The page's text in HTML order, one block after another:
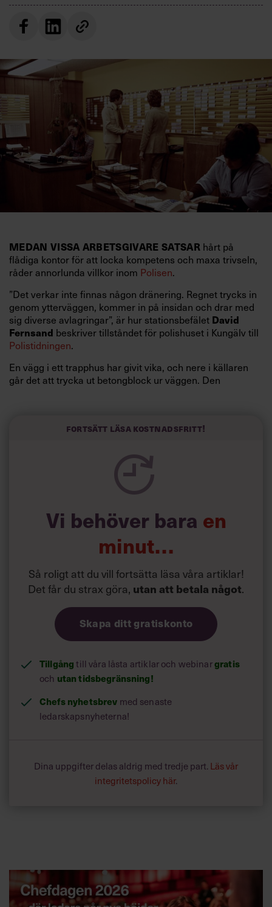
MEDAN VISSA ARBETSGIVARE SATSARhårt på
flådiga kontor för att locka kompetens och maxa trivseln,
råder annorlunda villkor inom Polisen.
”Det verkar inte finnas någon dränering. Regnet trycks in
genom ytterväggen, kommer in på insidan och drar med
sig diverse avlagringar”, är hur stationsbefälet David
Fernsand beskriver tillståndet för polishuset i Kungälv till
Polistidningen.
En vägg i ett trapphus har givit vika, och nere i källaren
går det att trycka ut betongblock ur väggen. Den
Forskare frågande till
kontorstrend: ”Varför vända
tillbaka?”
KONTORSFASTIGHET FRÅN 1972
Fortsätt läsa kostnadsfritt!
Vi behöver bara en
minut…
Så roligt att du vill fortsätta läsa våra artiklar!
Det får du strax göra, utan att betala något.
Skapa ditt gratiskonto
Tillgångtill våra låsta artiklar och webinargratis
och utan tidsbegränsning!
Chefs nyhetsbrev med senaste
ledarskapsnyheterna!
Dina uppgifter delas aldrig med tredje part. Läs vår
integritetspolicy här.